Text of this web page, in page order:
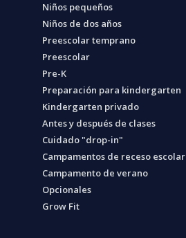
Niños pequeños
Niños de dos años
Preescolar temprano
Preescolar
Pre-K
Preparación para kindergarten
Kindergarten privado
Antes y después de clases
Cuidado "drop-in"
Campamentos de receso escolar
Campamento de verano
Opcionales
Grow Fit